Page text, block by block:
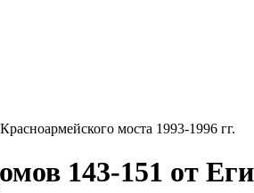
моста 1993-1996 гг.
143-151 от